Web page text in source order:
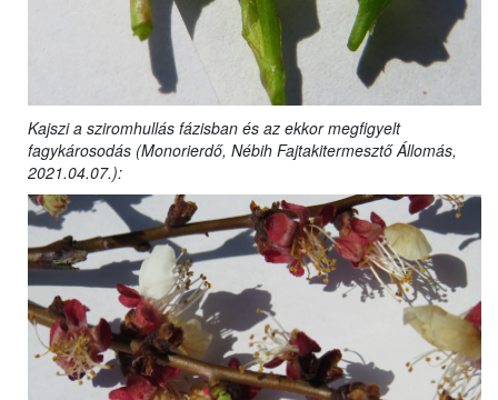
Kajszi a sziromhullás fázisban és az ekkor megfigyelt
fagykárosodás (Monorierdő, Nébih Fajtakitermesztő Állomás,
2021.04.07.):